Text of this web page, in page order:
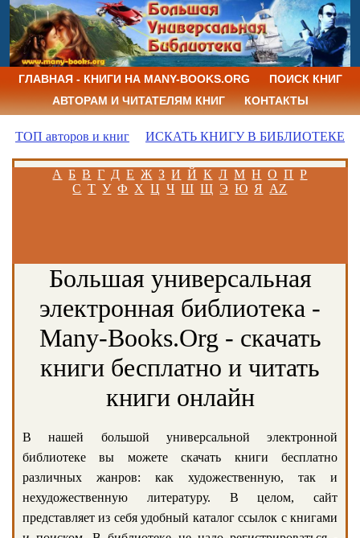
ГЛАВНАЯ - КНИГИ НА MANY-BOOKS.ORG
ПОИСК КНИГ
АВТОРАМ И ЧИТАТЕЛЯМ КНИГ
КОНТАКТЫ
ТОП авторов и книг ИСКАТЬ КНИГУ В БИБЛИОТЕКЕ
А Б В Г Д Е Ж З И Й К Л М Н О П Р
С Т У Ф Х Ц Ч Ш Щ Э Ю Я AZ
Большая универсальная
электронная библиотека -
Many-Books.Org - скачать
книги бесплатно и читать
книги онлайн
В нашей большой универсальной электронной
библиотеке вы можете скачать книги бесплатно
различных жанров: как художественную, так и
нехудожественную литературу. В целом, сайт
представляет из себя удобный каталог ссылок с книгами